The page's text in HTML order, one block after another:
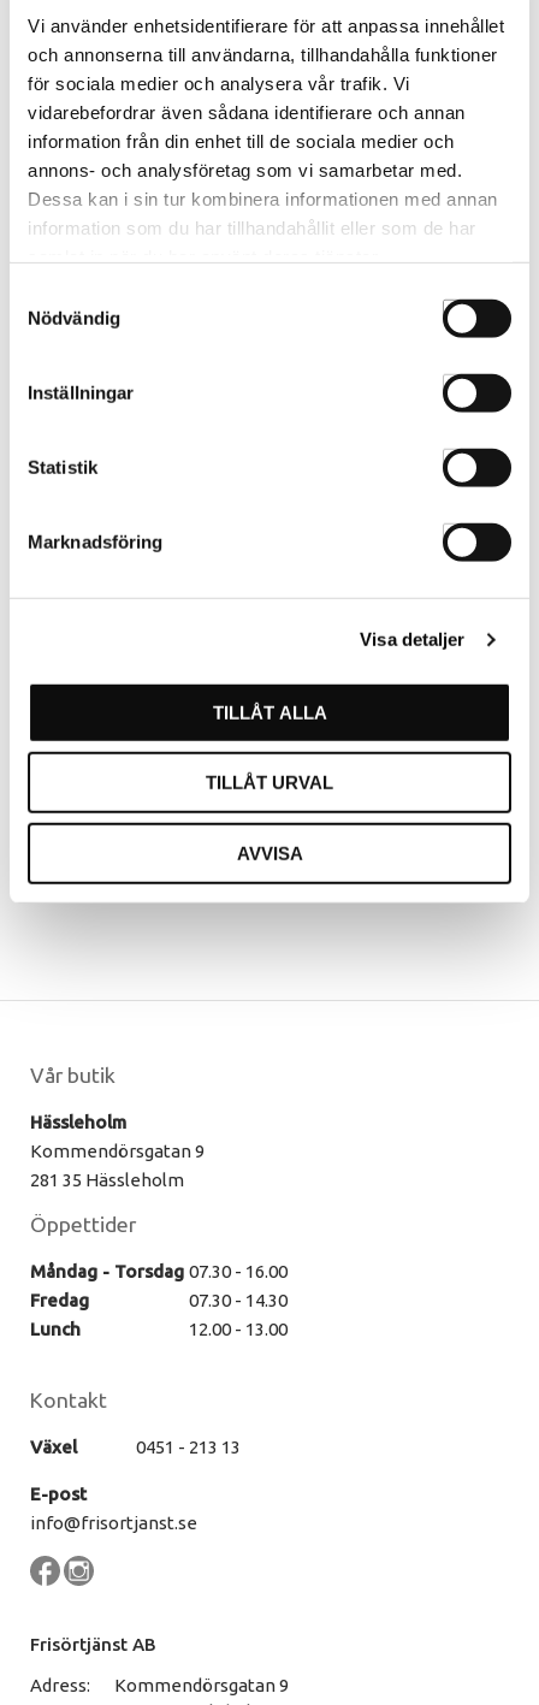
Vi använder enhetsidentifierare för att anpassa innehållet
och annonserna till användarna, tillhandahålla funktioner
för sociala medier och analysera vår trafik. Vi
vidarebefordrar även sådana identifierare och annan
information från din enhet till de sociala medier och
annons- och analysföretag som vi samarbetar med.
Dessa kan i sin tur kombinera informationen med annan
information som du har tillhandahållit eller som de har
Nödvändig
Inställningar
Statistik
Marknadsföring
Visa detaljer
TILLÅT ALLA
TILLÅT URVAL
AVVISA
Beskrivning Egenskaper
Beskrivning
* Långvarig skärpa tack vare specialstål som härdas i - 80
grader.
* VARIO-skruv för enkel justering som kan justeras med ett
mynt.
För att ange betyg för produkten behöver ni
SKAPA KONTO
Vår butik
Hässleholm
Kommendörsgatan 9
281 35 Hässleholm
Öppettider
Måndag - Torsdag 07.30 - 16.00
Fredag
07.30 - 14.30
Lunch
12.00 - 13.00
Kontakt
Växel 0451 - 213 13
E-post
info@frisortjanst.se
Frisörtjänst AB
Adress:
Kommendörsgatan 9